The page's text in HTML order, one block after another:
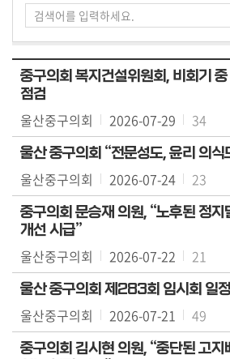
중구의회 복지건설위원회, 비회기
점검
울산중구의회 2026-07-29 34
울산 중구의회 “전문성도, 윤리 의
울산중구의회 2026-07-24 23
중구의회 문승재 의원, “노후된 정
개선 시급”
울산중구의회 2026-07-22 21
울산 중구의회 제283회 임시회 일
울산중구의회 2026-07-21 49
중구의회 김시현 의원, “중단된 고